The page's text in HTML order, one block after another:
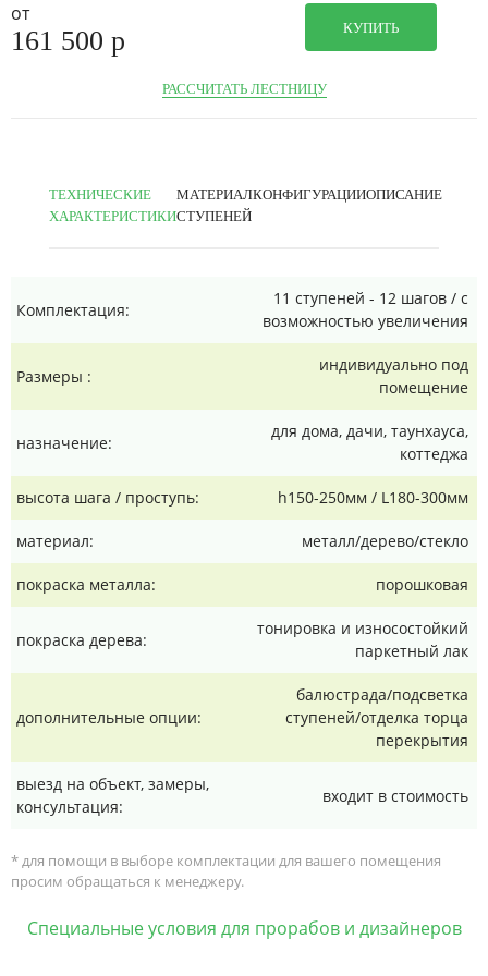
от
161 500 p КУПИТЬ
РАССЧИТАТЬ ЛЕСТНИЦУ
ТЕХНИЧЕСКИЕ
ХАРАКТЕРИСТИКИ
МАТЕРИАЛ
СТУПЕНЕЙ
КОНФИГУРАЦИИОПИСАНИЕ
Комплектация:
11 ступеней - 12 шагов / с
возможностью увеличения
Размеры :
индивидуально под
помещение
назначение:
для дома, дачи, таунхауса,
коттеджа
высота шага / проступь: h150-250мм / L180-300мм
материал: металл/дерево/стекло
покраска металла: порошковая
покраска дерева:
тонировка и износостойкий
паркетный лак
дополнительные опции:
балюстрада/подсветка
ступеней/отделка торца
перекрытия
выезд на объект, замеры,
консультация:
входит в стоимость
* для помощи в выборе комплектации для вашего помещения
просим обращаться к менеджеру.
Специальные условия для прорабов и дизайнеров